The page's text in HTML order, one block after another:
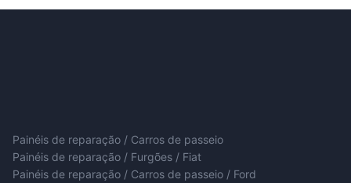
Painéis de reparação / Carros de passeio
Painéis de reparação / Furgões / Fiat
Painéis de reparação / Carros de passeio / Ford